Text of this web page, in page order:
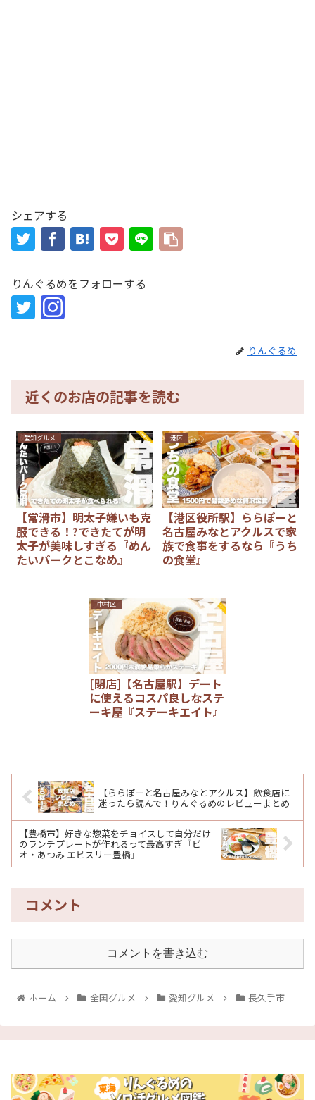
シェアする
りんぐるめをフォローする
りんぐるめ
近くのお店の記事を読む
愛知グルメ
【常滑市】明太子嫌いも克
服できる！?できたてが明
太子が美味しすぎる『めん
たいパークとこなめ』
港区
【港区役所駅】ららぽーと
名古屋みなとアクルスで家
族で食事をするなら『うち
の食堂』
中村区
[閉店]【名古屋駅】デート
に使えるコスパ良しなステ
ーキ屋『ステーキエイト』
【ららぽーと名古屋みなとアクルス】飲食店に
迷ったら読んで！りんぐるめのレビューまとめ
【豊橋市】好きな惣菜をチョイスして自分だけ
のランチプレートが作れるって最高すぎ『ビ
オ・あつみ エピスリー豊橋』
コメント
コメントを書き込む
ホーム 全国グルメ 愛知グルメ 長久手市